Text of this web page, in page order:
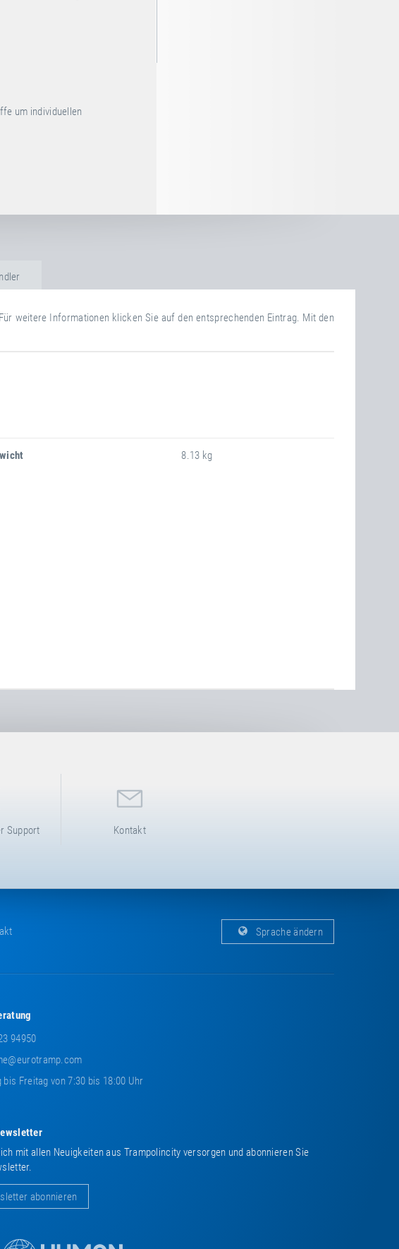
um individuellen
weitere Informationen klicken Sie auf den entsprechenden Eintrag. Mit den
8.13 kg
Support Kontakt
Sprache ändern
94950
bis Freitag von 7:30 bis 18:00 Uhr
mit allen Neuigkeiten aus Trampolincity versorgen und abonnieren Sie
abonnieren